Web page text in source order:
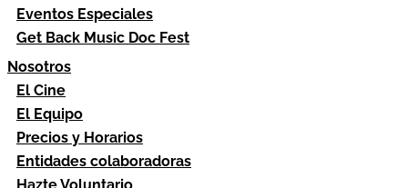
Eventos Especiales
Get Back Music Doc Fest
Nosotros
El Cine
El Equipo
Precios y Horarios
Entidades colaboradoras